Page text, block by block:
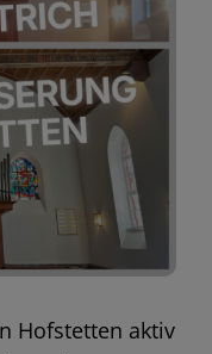
Hofstetten aktiv